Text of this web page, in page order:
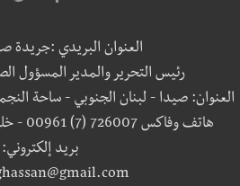
العنوان البريدي :جريدة
رئيس التحرير والمدير المسؤول
العنوان: صيدا - لبنان الجنوبي - ساحة النجمة
هاتف وفاكس 726007 (7) 00961 - خليوي 226013 (3) 00961
بريد إلكتروني: